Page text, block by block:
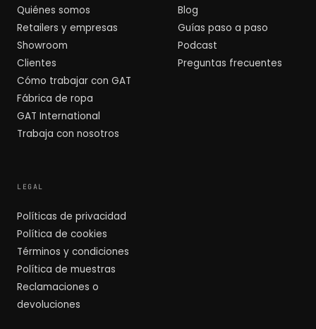
Quiénes somos
Retailers y empresas
Showroom
Clientes
Cómo trabajar con GAT
Fábrica de ropa
GAT International
Trabaja con nosotros
Blog
Guías paso a paso
Podcast
Preguntas frecuentes
LEGAL
Políticas de privacidad
Política de cookies
Términos y condiciones
Política de muestras
Reclamaciones o
devoluciones